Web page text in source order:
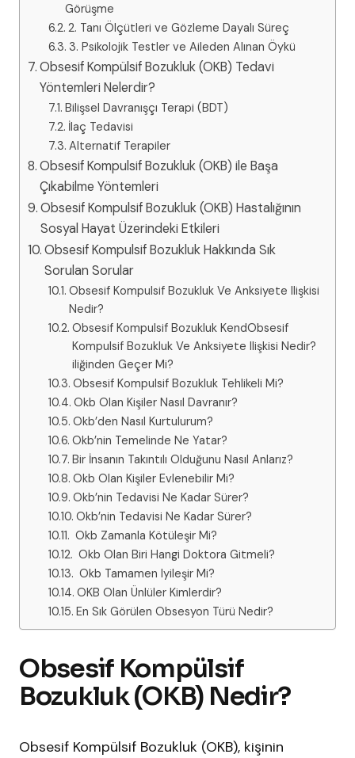
Görüşme
2. Tanı Ölçütleri ve Gözleme Dayalı Süreç
3. Psikolojik Testler ve Aileden Alınan Öykü
Obsesif Kompülsif Bozukluk (OKB) Tedavi
Yöntemleri Nelerdir?
Bilişsel Davranışçı Terapi (BDT)
İlaç Tedavisi
Alternatif Terapiler
Obsesif Kompulsif Bozukluk (OKB) ile Başa
Çıkabilme Yöntemleri
Obsesif Kompulsif Bozukluk (OKB) Hastalığının
Sosyal Hayat Üzerindeki Etkileri
Obsesif Kompulsif Bozukluk Hakkında Sık
Sorulan Sorular
Obsesif Kompulsif Bozukluk Ve Anksiyete​ Ilişkisi
Nedir?
Obsesif Kompulsif Bozukluk KendObsesif
Kompulsif Bozukluk Ve Anksiyete​ Ilişkisi Nedir?
iliğinden Geçer Mi​?
Obsesif Kompulsif Bozukluk Tehlikeli Mi​?
Okb Olan Kişiler Nasıl Davranır?
Okb’den Nasıl Kurtulurum?
Okb’nin Temelinde Ne Yatar?
Bir İnsanın Takıntılı Olduğunu Nasıl Anlarız?
Okb Olan Kişiler Evlenebilir Mi?
Okb’nin Tedavisi Ne Kadar Sürer?
Okb’nin Tedavisi Ne Kadar Sürer?
Okb Zamanla Kötüleşir Mi?
Okb Olan Biri Hangi Doktora Gitmeli?
Okb Tamamen Iyileşir Mi?
OKB Olan Ünlüler Kimlerdir?
En Sık Görülen Obsesyon Türü Nedir?
Obsesif Kompülsif
Bozukluk (OKB) Nedir?
Obsesif Kompülsif Bozukluk (OKB), kişinin